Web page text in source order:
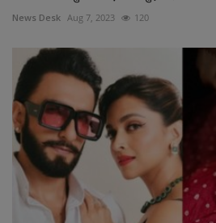
News Desk Aug 7, 2023 120